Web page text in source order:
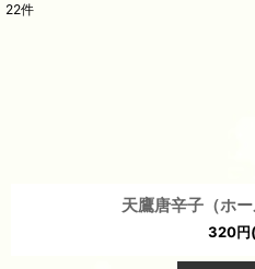
22件
天鷹唐辛子（ホ
320円